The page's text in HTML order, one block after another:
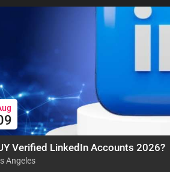
Verified LinkedIn Accounts 2026?
Angeles